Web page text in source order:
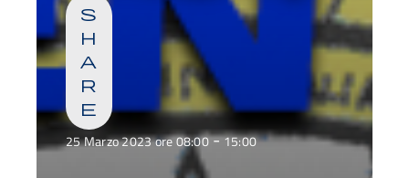
s
h
a
r
e
25 Marzo 2023 ore 08:00-15:00